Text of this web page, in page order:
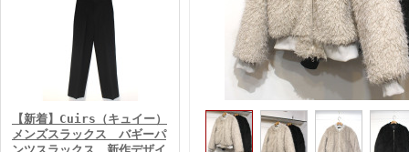
FINEBOYS2026年3月号
【新着】Cuirs（キュイー）
メンズスラックス バギーパ